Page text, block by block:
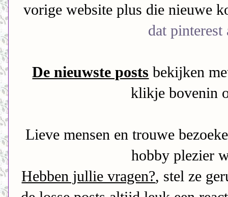
vorige website plus die nieuwe
dat pinterest
De nieuwste posts bekijken
klikje bovenin
Lieve mensen en trouwe
hobby plezier
Hebben jullie vragen?, stel ze